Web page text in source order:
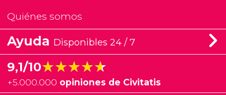
Quiénes somos
Ayuda Disponibles 24 / 7
9,1/10★★★★★
★★★★★
+5.000.000 opiniones de Civitatis